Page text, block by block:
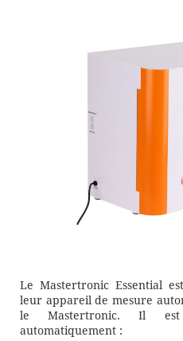
Le Mastertronic Essential
leur appareil de mesure
le Mastertronic. Il
automatiquement :